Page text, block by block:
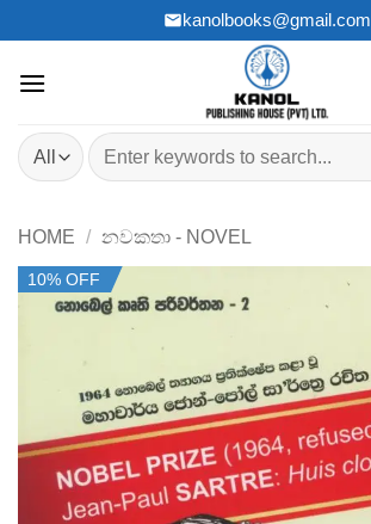
to
content
kanolbooks@gmail.com
Search
for:
HOME / නවකතා - NOVEL
10% OFF